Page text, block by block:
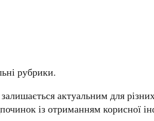
рубрики.
актуальним для різних
із отриманням корисної